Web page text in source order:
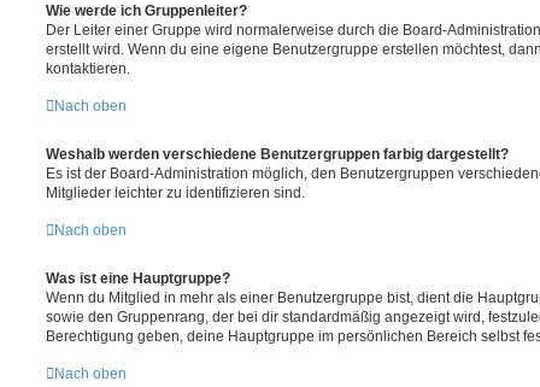
Wie werde ich Gruppenleiter?
Der Leiter einer Gruppe wird normalerweise durch die Board-
erstellt wird. Wenn du eine eigene Benutzergruppe erstellen möchtest,
kontaktieren.
Nach oben
Weshalb werden verschiedene Benutzergruppen farbig dargestellt?
Es ist der Board-Administration möglich, den Benutzergruppen
Mitglieder leichter zu identifizieren sind.
Nach oben
Was ist eine Hauptgruppe?
Wenn du Mitglied in mehr als einer Benutzergruppe bist, dient die
sowie den Gruppenrang, der bei dir standardmäßig angezeigt wird,
Berechtigung geben, deine Hauptgruppe im persönlichen Bereich selbst
Nach oben